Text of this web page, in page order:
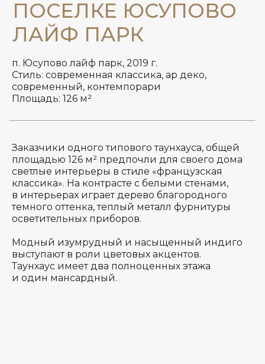
*
*
п. Юсупово лайф парк,
2019 г.
Стиль: современная
современный,
контемпорари
Площадь: 126 м²
п. Юсупово лайф парк, 2019 г.
Стиль: современная классика, ар деко,
современный, контемпорари
Площадь: 126 м²
Заказчики одного типового таунхауса, общей
площадью 126 м² предпочли для своего дома
светлые интерьеры в стиле «французская
классика». На контрасте с белыми стенами,
в интерьерах играет дерево благородного
темного оттенка, теплый металл фурнитуры
осветительных приборов.
Модный изумрудный и насыщенный индиго
выступают в роли цветовых акцентов.
Таунхаус имеет два полноценных этажа
и один мансардный.